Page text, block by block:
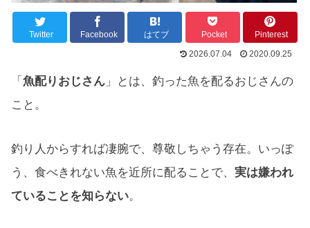
Twitter Facebook はてブ Pocket
Pinterest
2026.07.04
2020.09.25
「 魚配りおじさん 」とは、釣った魚を配るおじさんの
こと。
釣り人からすれば凄腕で、尊敬しちゃう存在。いっぽ
う、食べきれない魚を近所に配ることで、 実は嫌われ
ていることを知らない。